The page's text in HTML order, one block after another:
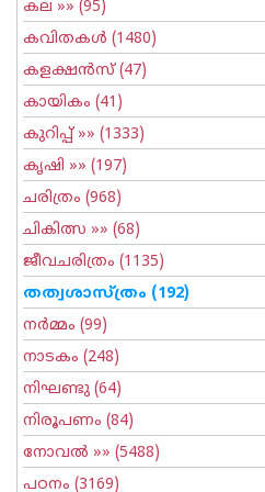
കല »» (95)
കവിതകള്‍ (1480)
കളക്ഷന്‍സ്(47)
കായികം (41)
കുറിപ്പ്‌ »» (1333)
കൃഷി »» (197)
ചരിത്രം (968)
ചികിത്സ »» (68)
ജീവചരിത്രം (1135)
തത്വശാസ്ത്രം (192)
നര്‍മ്മം (99)
നാടകം (248)
നിഘണ്ടു (64)
നിരൂപണം (84)
നോവല്‍ »» (5488)
പഠനം (3169)